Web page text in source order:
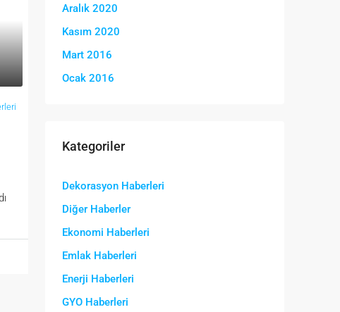
Aralık 2020
Kasım 2020
Mart 2016
Ocak 2016
Kategoriler
Dekorasyon Haberleri
Diğer Haberler
Ekonomi Haberleri
Emlak Haberleri
Enerji Haberleri
GYO Haberleri